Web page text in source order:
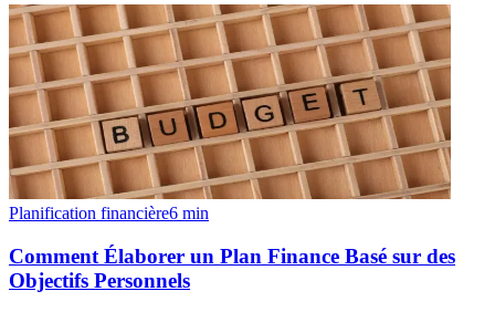
Planification financière6 min
Comment Élaborer un Plan Finance Basé sur des
Objectifs Personnels